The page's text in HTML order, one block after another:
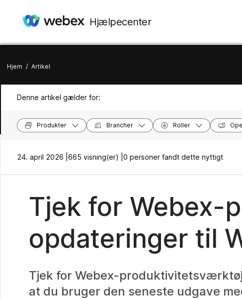
Hjælpecenter
Hjem / Artikel
Denne artikel gælder for:
Produkter Brancher Roller
24. april 2026 | 665 visning(er) | 0 personer fandt dette nyttigt
Tjek for
opdateringer til
Tjek for Webex-
at du bruger den seneste udgave